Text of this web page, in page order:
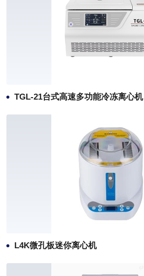
TGL-21台式高速多功能冷冻离心机
L4K微孔板迷你离心机